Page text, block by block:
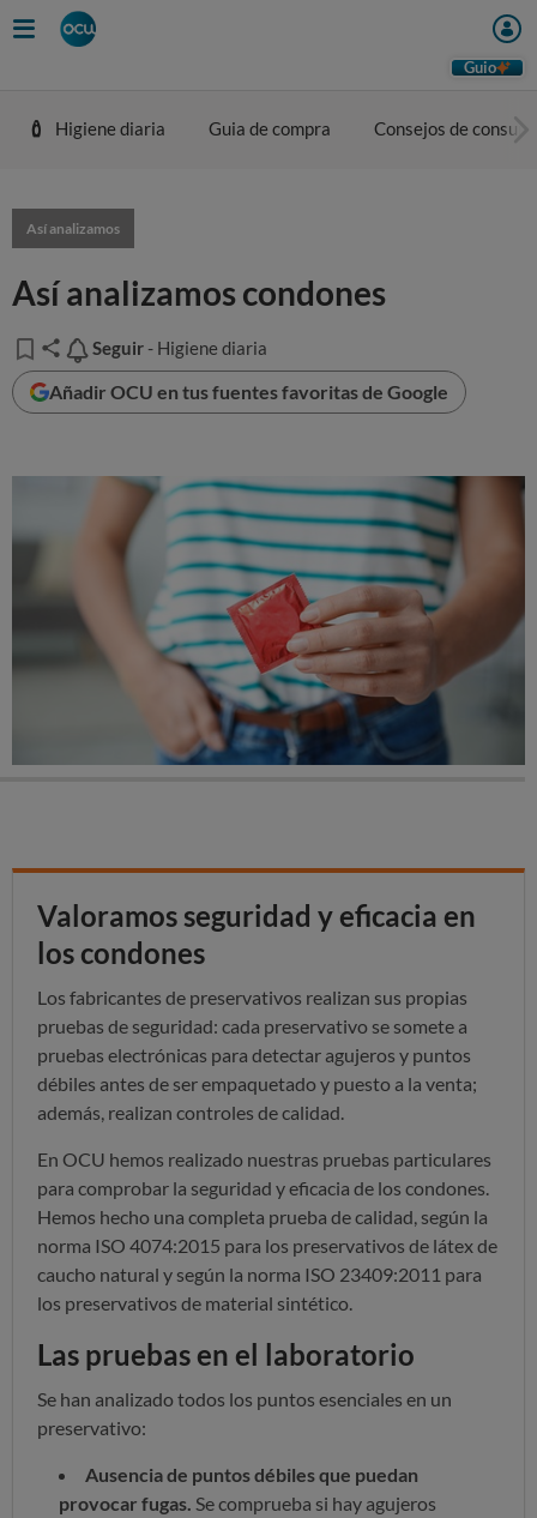
Guio
Higiene diaria Guia de compra Consejos de
Así analizamos
Así analizamos condones
Seguir
Seguir - Higiene diaria
Añadir OCU en tus fuentes favoritas de Google
Valoramos seguridad y eficacia en
los condones
Los fabricantes de preservativos realizan sus propias
pruebas de seguridad: cada preservativo se somete a
pruebas electrónicas para detectar agujeros y puntos
débiles antes de ser empaquetado y puesto a la venta;
además, realizan controles de calidad.
En OCU hemos realizado nuestras pruebas particulares
para comprobar la seguridad y eficacia de los condones.
Hemos hecho una completa prueba de calidad, según la
norma ISO 4074:2015 para los preservativos de látex de
caucho natural y según la norma ISO 23409:2011 para
los preservativos de material sintético.
Las pruebas en el laboratorio
Se han analizado todos los puntos esenciales en un
preservativo:
Ausencia de puntos débiles que puedan
provocar fugas. Se comprueba si hay agujeros